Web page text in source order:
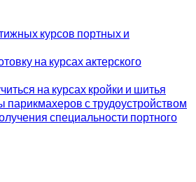
курсов портных и
на курсах актерского
на курсах кройки и шитья
парикмахеров с трудоустройством
специальности портного